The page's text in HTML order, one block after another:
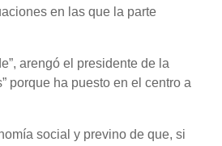
en las que la parte
arengó el presidente de la
porque ha puesto en el centro a
social y previno de que, si